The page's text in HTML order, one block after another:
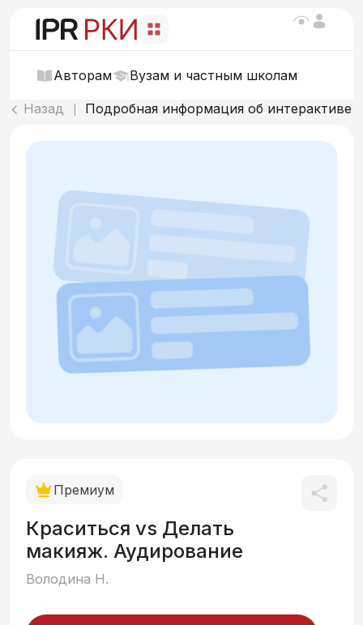
Авторам Вузам и частным школам
Назад Подробная информация об интерактиве
Премиум
Краситься vs Делать
макияж. Аудирование
Володина Н.